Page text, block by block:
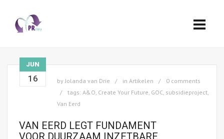
JUN
16 byJolanda van Drie in Artikelen
0 comments
tags: A&O, Create Your Future, GOC, subsidieproject,
Van Eerd
VAN EERD LEGT FUNDAMENT
VOOR DUURZAAM INZETBARE